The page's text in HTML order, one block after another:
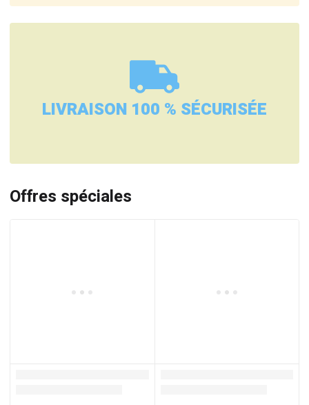
LIVRAISON 100 % SÉCURISÉE
Offres spéciales